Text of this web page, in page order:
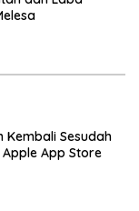
Kembali Sesudah
Apple App Store